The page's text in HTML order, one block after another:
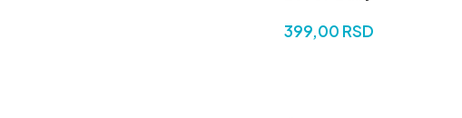
399,00 RSD